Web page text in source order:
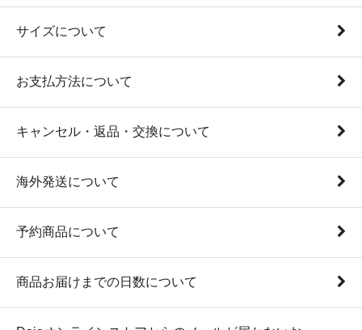
サイズについて
お支払方法について
キャンセル・返品・交換について
海外発送について
予約商品について
商品お届けまでの日数について